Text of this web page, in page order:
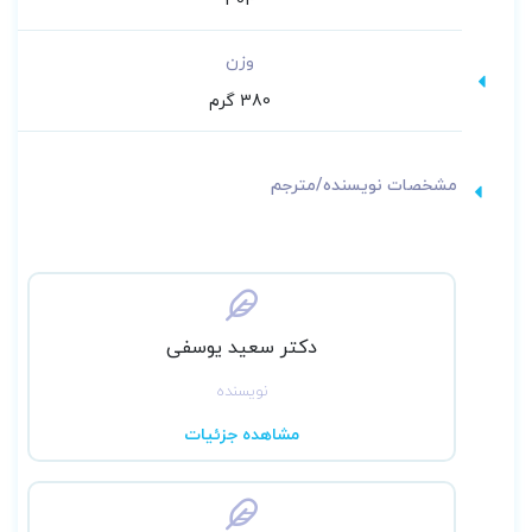
وزن
380 گرم
مشخصات نویسنده/مترجم
دکتر سعید یوسفی
نویسنده
مشاهده جزئیات